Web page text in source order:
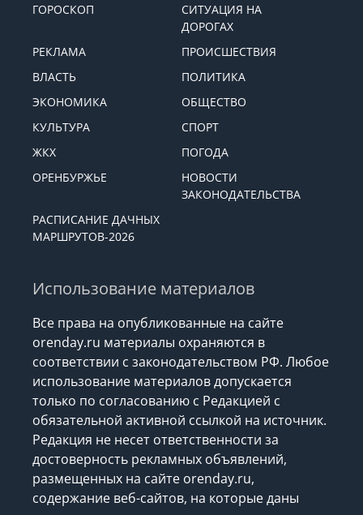
ГОРОСКОП
СИТУАЦИЯ НА
ДОРОГАХ
РЕКЛАМА
ПРОИСШЕСТВИЯ
ВЛАСТЬ
ПОЛИТИКА
ЭКОНОМИКА
ОБЩЕСТВО
КУЛЬТУРА
СПОРТ
ЖКХ
ПОГОДА
ОРЕНБУРЖЬЕ
НОВОСТИ
ЗАКОНОДАТЕЛЬСТВА
РАСПИСАНИЕ ДАЧНЫХ
МАРШРУТОВ-2026
Использование материалов
Все права на опубликованные на сайте
orenday.ru материалы охраняются в
соответствии с законодательством РФ. Любое
использование материалов допускается
только по согласованию с Редакцией с
обязательной активной ссылкой на источник.
Редакция не несет ответственности за
достоверность рекламных объявлений,
размещенных на сайте orenday.ru,
содержание веб-сайтов, на которые даны